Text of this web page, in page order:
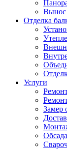
Вынос
Отделка
Услуги
Замер